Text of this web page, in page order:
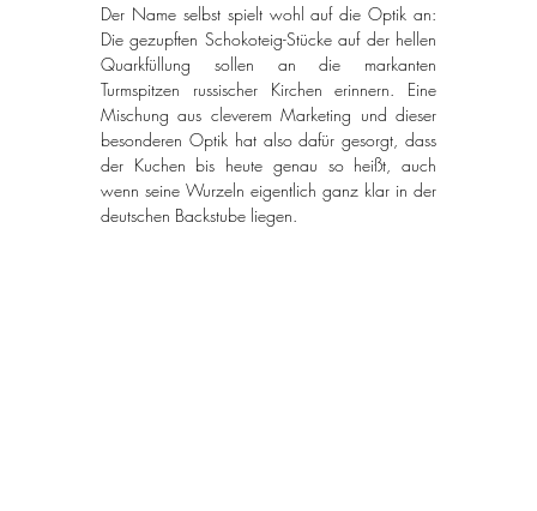
Der Name selbst spielt wohl auf die Optik an:
Die gezupften Schokoteig-Stücke auf der hellen
Quarkfüllung sollen an die markanten
Turmspitzen russischer Kirchen erinnern. Eine
Mischung aus cleverem Marketing und dieser
besonderen Optik hat also dafür gesorgt, dass
der Kuchen bis heute genau so heißt, auch
wenn seine Wurzeln eigentlich ganz klar in der
deutschen Backstube liegen.